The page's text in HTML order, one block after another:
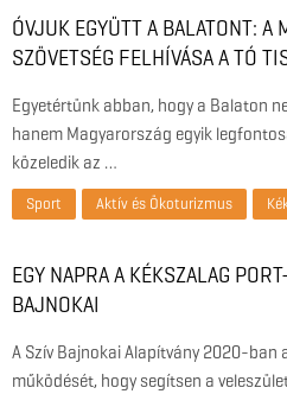
ÓVJUK EGYÜTT A BALATONT: A
SZÖVETSÉG FELHÍVÁSA A TÓ
Egyetértünk abban, hogy a Balaton
hanem Magyarország egyik
közeledik az …
Sport Aktív és Ökoturizmus
EGY NAPRA A KÉKSZALAG
BAJNOKAI
A Szív Bajnokai Alapítvány 2020-ban
működését, hogy segítsen a